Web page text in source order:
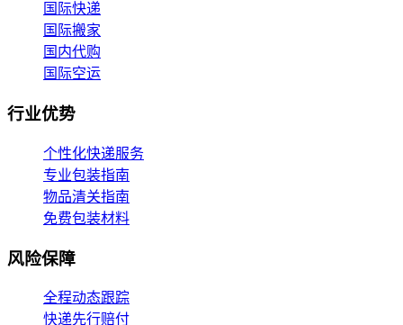
国际快递
国际搬家
国内代购
国际空运
行业优势
个性化快递服务
专业包装指南
物品清关指南
免费包装材料
风险保障
全程动态跟踪
快递先行赔付